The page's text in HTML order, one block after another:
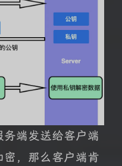
端发送给客户端
，那么客户端肯